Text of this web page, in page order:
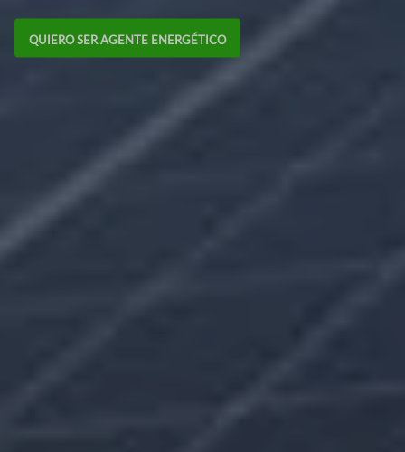
QUIERO SER AGENTE ENERGÉTICO